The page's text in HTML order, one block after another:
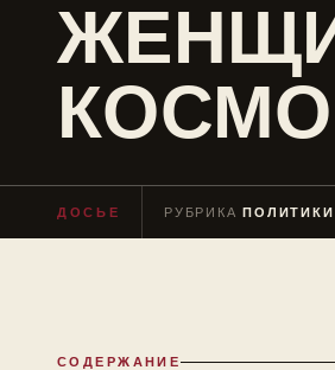
ДОСЬЕ РУБРИКАПОЛИТИКИ
СОДЕРЖАНИЕ